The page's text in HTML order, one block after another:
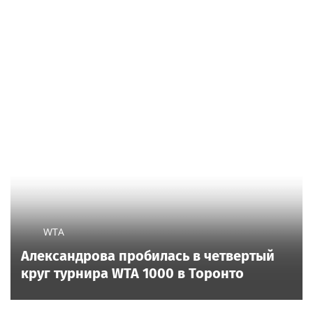
WTA
Александрова пробилась в четвертый
круг турнира WTA 1000 в Торонто